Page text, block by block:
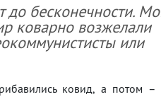
до бесконечности.
коварно возжелали
или
ковид, а потом –